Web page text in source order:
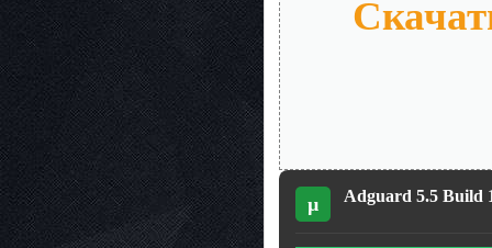
µ Adguard 5.5 Build